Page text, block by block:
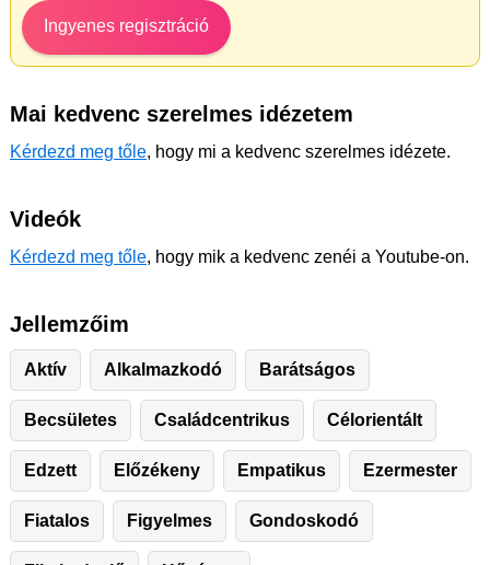
Ingyenes regisztráció
Mai kedvenc szerelmes idézetem
Kérdezd meg tőle, hogy mi a kedvenc szerelmes idézete.
Videók
Kérdezd meg tőle, hogy mik a kedvenc zenéi a Youtube-on.
Jellemzőim
Aktív Alkalmazkodó Barátságos
Becsületes Családcentrikus Célorientált
Edzett Előzékeny Empatikus Ezermester
Fiatalos Figyelmes Gondoskodó